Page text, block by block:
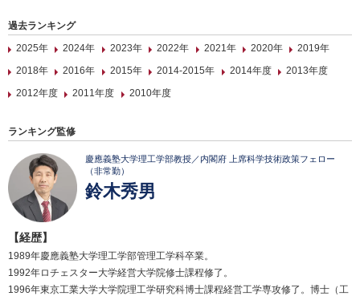
過去ランキング
2025年
2024年 2023年 2022年 2021年 2020年
2019年
2018年
2016年 2015年 2014-2015年 2014年度
2013年度
2012年度
2011年度 2010年度
ランキング監修
慶應義塾大学理工学部教授／内閣府 上席科学技術政策フェロー
（非常勤）
鈴木秀男
【経歴】
1989年慶應義塾大学理工学部管理工学科卒業。
1992年ロチェスター大学経営大学院修士課程修了。
1996年東京工業大学大学院理工学研究科博士課程経営工学専攻修了。博士（工